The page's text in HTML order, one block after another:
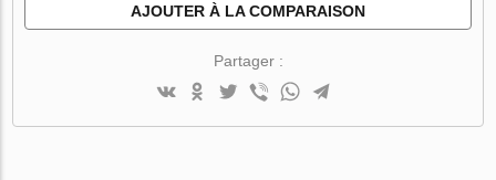
AJOUTER À LA COMPARAISON
Partager :